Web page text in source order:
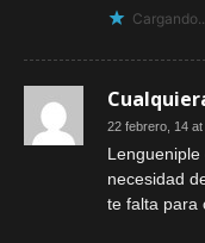
Cargando...
22 febrero, 14
necesidad
te falta para